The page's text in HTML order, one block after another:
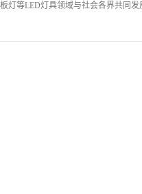
灯等LED灯具领域与社会各界共同发